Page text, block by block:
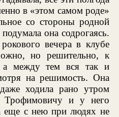
в «этом самом роде»
со стороны родной
она содрогаясь.
вечера в клубе
но решительно, к
между тем вся так и
на решимость. Она
ходила рано утром
Трофимовичу и у него
еще с нею при людях не